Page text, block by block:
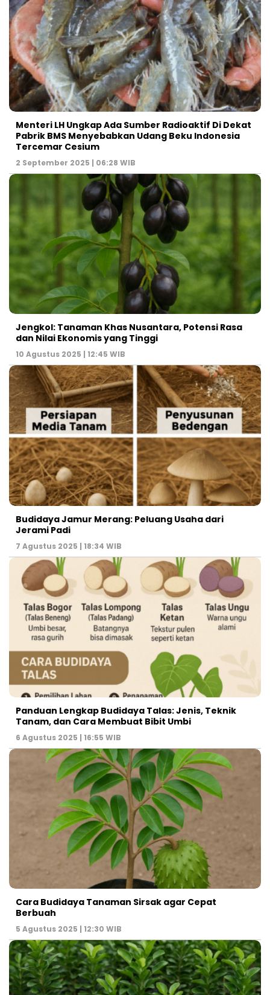
Menteri LH Ungkap Ada Sumber Radioaktif Di Dekat
Pabrik BMS Menyebabkan Udang Beku Indonesia
Tercemar Cesium
2 September 2025 | 06:28 WIB
Jengkol: Tanaman Khas Nusantara, Potensi Rasa
dan Nilai Ekonomis yang Tinggi
10 Agustus 2025 | 12:45 WIB
Budidaya Jamur Merang: Peluang Usaha dari
Jerami Padi
7 Agustus 2025 | 18:34 WIB
Panduan Lengkap Budidaya Talas: Jenis, Teknik
Tanam, dan Cara Membuat Bibit Umbi
6 Agustus 2025 | 16:55 WIB
Cara Budidaya Tanaman Sirsak agar Cepat
Berbuah
5 Agustus 2025 | 12:30 WIB